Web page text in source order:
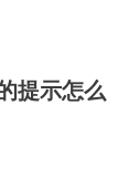
提示怎么